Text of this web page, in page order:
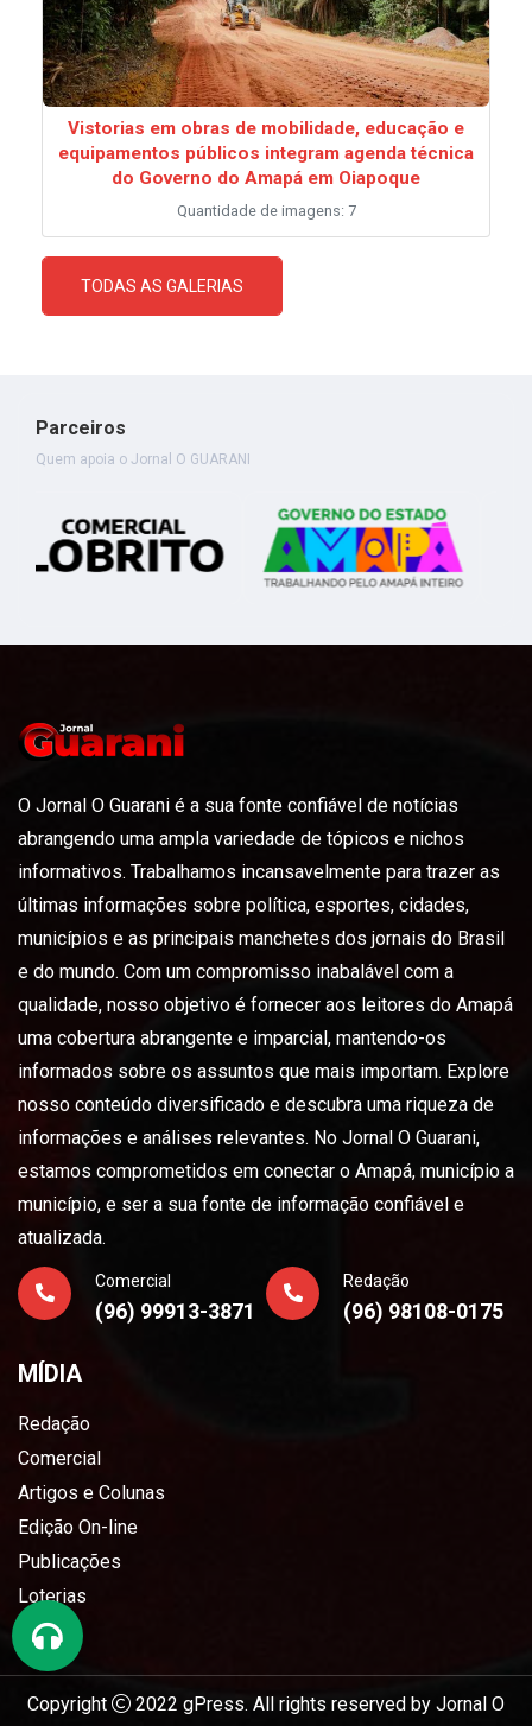
Vistorias em obras de mobilidade, educação e
equipamentos públicos integram agenda técnica
do Governo do Amapá em Oiapoque
Quantidade de imagens: 7
TODAS AS GALERIAS
Parceiros
Quem apoia o Jornal O GUARANI
O Jornal O Guarani é a sua fonte confiável de notícias
abrangendo uma ampla variedade de tópicos e nichos
informativos. Trabalhamos incansavelmente para trazer as
últimas informações sobre política, esportes, cidades,
municípios e as principais manchetes dos jornais do Brasil
e do mundo. Com um compromisso inabalável com a
qualidade, nosso objetivo é fornecer aos leitores do Amapá
uma cobertura abrangente e imparcial, mantendo-os
informados sobre os assuntos que mais importam. Explore
nosso conteúdo diversificado e descubra uma riqueza de
informações e análises relevantes. No Jornal O Guarani,
estamos comprometidos em conectar o Amapá, município a
município, e ser a sua fonte de informação confiável e
atualizada.
Comercial
(96) 99913-3871
Redação
(96) 98108-0175
MÍDIA
Redação
Comercial
Artigos e Colunas
Edição On-line
Publicações
Loterias
Copyright 2022 gPress. All rights reserved by Jornal O